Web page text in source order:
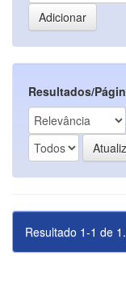
Resultados/
Resultado 1-1 de 1.